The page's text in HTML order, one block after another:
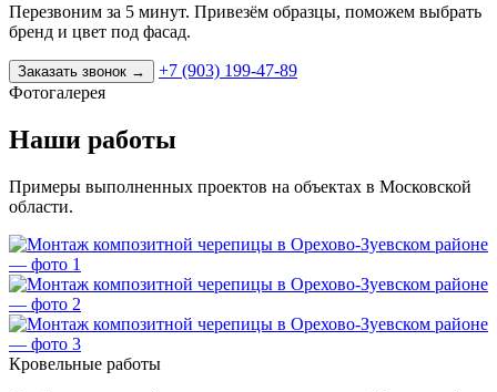
Перезвоним за 5 минут. Привезём образцы, поможем выбрать
бренд и цвет под фасад.
Заказать звонок →
+7 (903) 199-47-89
Фотогалерея
Наши работы
Примеры выполненных проектов на объектах в Московской
области.
Кровельные работы